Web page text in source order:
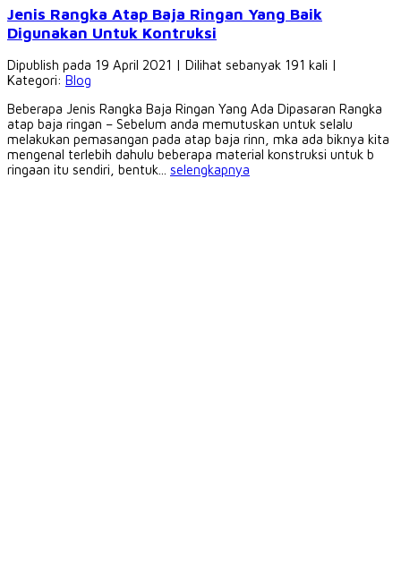
Jenis Rangka Atap Baja Ringan Yang Baik
Digunakan Untuk Kontruksi
Dipublish pada 19 April 2021 | Dilihat sebanyak 191 kali |
Kategori: Blog
Beberapa Jenis Rangka Baja Ringan Yang Ada Dipasaran Rangka
atap baja ringan – Sebelum anda memutuskan untuk selalu
melakukan pemasangan pada atap baja rinn, mka ada biknya kita
mengenal terlebih dahulu beberapa material konstruksi untuk b
ringaan itu sendiri, bentuk... selengkapnya